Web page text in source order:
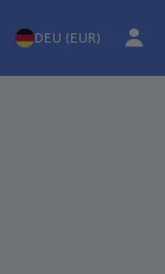
DEU (EUR)